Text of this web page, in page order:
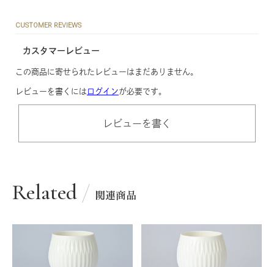
CUSTOMER REVIEWS
カスタマーレビュー
この商品に寄せられたレビューはまだありません。
レビューを書くには ログインが必要です。
レビューを書く
Related 関連商品